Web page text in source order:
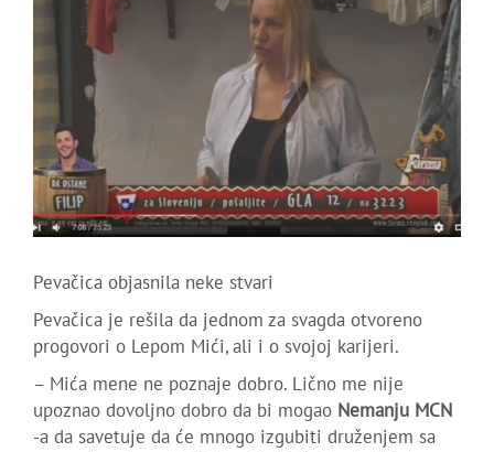
Pevačica objasnila neke stvari
Pevačica je rešila da jednom za svagda otvoreno
progovori o Lepom Mići, ali i o svojoj karijeri.
– Mića mene ne poznaje dobro. Lično me nije
upoznao dovoljno dobro da bi mogao Nemanju MCN
-a da savetuje da će mnogo izgubiti druženjem sa